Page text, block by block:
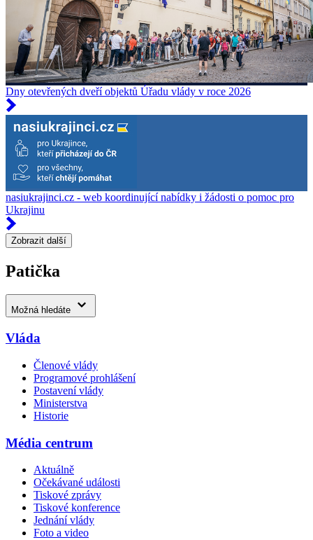
Dny otevřených dveří objektů Úřadu vlády v roce 2026
nasiukrajinci.cz - web koordinující nabídky i žádosti o pomoc pro
Ukrajinu
Zobrazit další
Patička
Možná hledáte
Vláda
Členové vlády
Programové prohlášení
Postavení vlády
Ministerstva
Historie
Média centrum
Aktuálně
Očekávané události
Tiskové zprávy
Tiskové konference
Jednání vlády
Foto a video